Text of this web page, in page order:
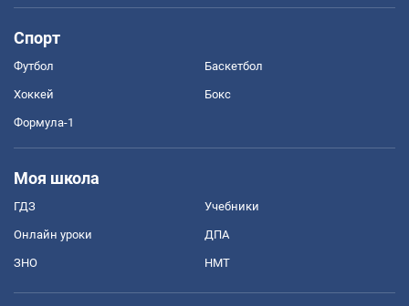
Спорт
Футбол Баскетбол
Хоккей Бокс
Формула-1
Моя школа
ГДЗ Учебники
Онлайн уроки ДПА
ЗНО НМТ